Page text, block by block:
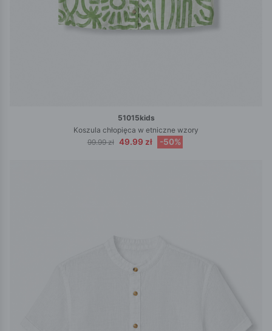
51015kids
Koszula chłopięca w etniczne wzory
99.99 zł 49.99 zł -50%